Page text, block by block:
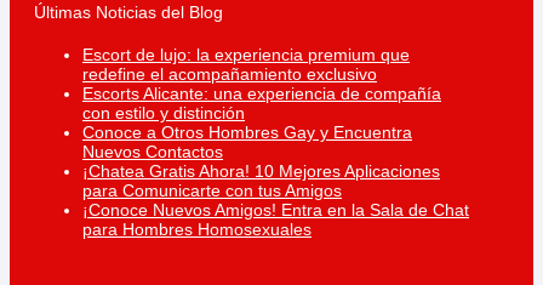
Últimas Noticias del Blog
Escort de lujo: la experiencia premium que
redefine el acompañamiento exclusivo
Escorts Alicante: una experiencia de compañía
con estilo y distinción
Conoce a Otros Hombres Gay y Encuentra
Nuevos Contactos
¡Chatea Gratis Ahora! 10 Mejores Aplicaciones
para Comunicarte con tus Amigos
¡Conoce Nuevos Amigos! Entra en la Sala de Chat
para Hombres Homosexuales